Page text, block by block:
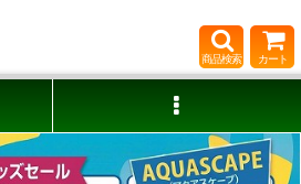
商品検索 カート